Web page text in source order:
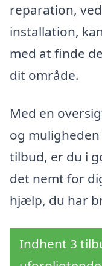
reparation,
installation,
med at finde
dit område.
Med en
og
tilbud, er du i
det nemt for
hjælp, du har
Indhent 3